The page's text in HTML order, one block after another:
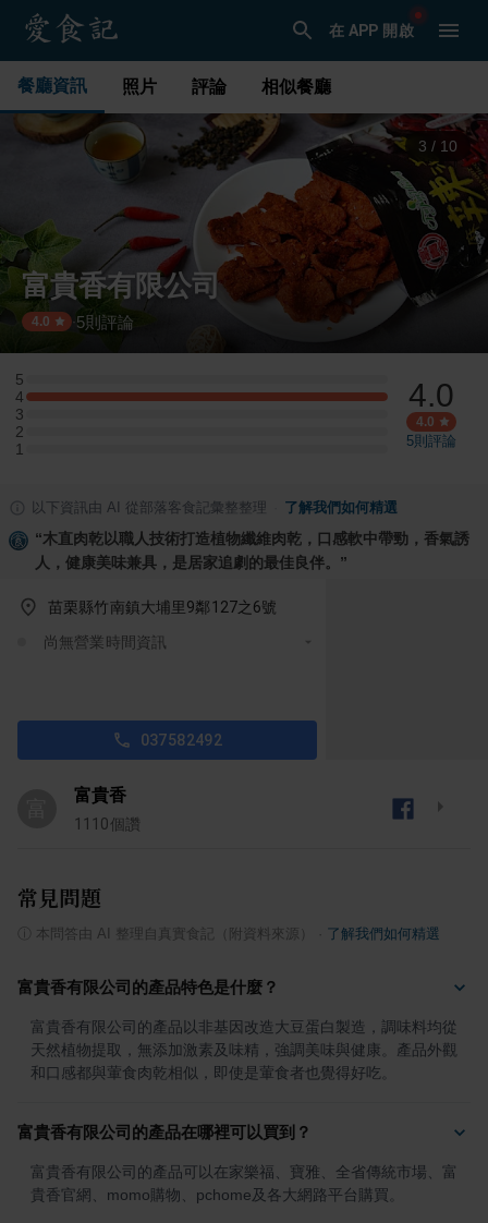
在 APP 開啟
餐廳資訊 照片 評論 相似餐廳
3 / 10
富貴香有限公司
4.0 · 5則評論
5
5 星：0 則評論
4
4 星：1 則評論
3
3 星：0 則評論
2
2 星：0 則評論
1
1 星：0 則評論
4.0
4.0
5則評論
以下資訊由 AI 從部落客食記彙整整理 了解我們如何精選
“木直肉乾以職人技術打造植物纖維肉乾，口感軟中帶勁，香氣誘
人，健康美味兼具，是居家追劇的最佳良伴。 ”
苗栗縣竹南鎮大埔里9鄰127之6號
尚無營業時間資訊
037582492
富貴香
1110個讚
常見問題
本問答由 AI 整理自真實食記（附資料來源） 了解我們如何精選
富貴香有限公司的產品特色是什麼？
富貴香有限公司的產品以非基因改造大豆蛋白製造，調味料均從
天然植物提取，無添加激素及味精，強調美味與健康。產品外觀
和口感都與葷食肉乾相似，即使是葷食者也覺得好吃。
富貴香有限公司的產品在哪裡可以買到？
富貴香有限公司的產品可以在家樂福、寶雅、全省傳統市場、富
貴香官網、momo購物、pchome及各大網路平台購買。